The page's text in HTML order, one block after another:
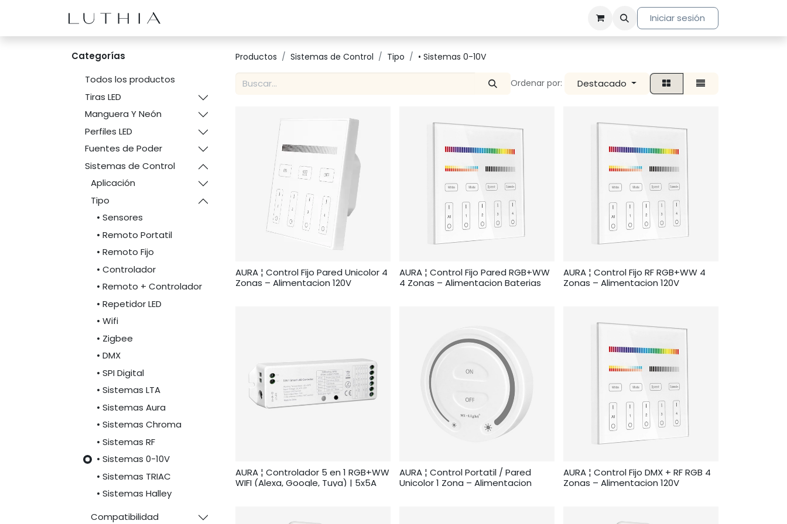
Iniciar sesión
Categorías
Todos los productos
Tiras LED
Manguera Y Neón
Perfiles LED
Fuentes de Poder
Sistemas de Control
Aplicación
Tipo
• Sensores
• Remoto Portatil
• Remoto Fijo
• Controlador
• Remoto + Controlador
• Repetidor LED
• Wifi
• Zigbee
• DMX
• SPI Digital
• Sistemas LTA
• Sistemas Aura
• Sistemas Chroma
• Sistemas RF
• Sistemas 0-10V
• Sistemas TRIAC
• Sistemas Halley
Compatibilidad
Productos Sistemas de Control Tipo • Sistemas 0-10V
Ordenar por: Destacado
AURA ¦ Control Fijo Pared Unicolor 4
Zonas – Alimentacion 120V
AURA ¦ Control Fijo Pared RGB+WW
4 Zonas – Alimentacion Baterias
AURA ¦ Control Fijo RF RGB+WW 4
Zonas – Alimentacion 120V
AURA ¦ Controlador 5 en 1 RGB+WW
WIFI (Alexa, Google, Tuya) | 5x5A
AURA ¦ Control Portatil / Pared
Unicolor 1 Zona – Alimentacion
AURA ¦ Control Fijo DMX + RF RGB 4
Zonas – Alimentacion 120V